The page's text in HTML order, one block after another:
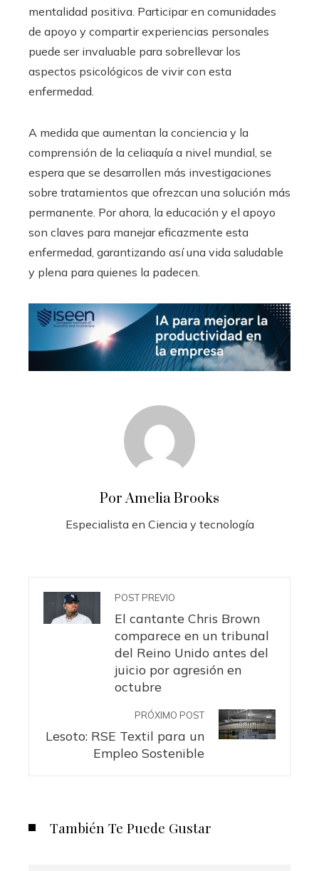
mentalidad positiva. Participar en comunidades
de apoyo y compartir experiencias personales
puede ser invaluable para sobrellevar los
aspectos psicológicos de vivir con esta
enfermedad.
A medida que aumentan la conciencia y la
comprensión de la celiaquía a nivel mundial, se
espera que se desarrollen más investigaciones
sobre tratamientos que ofrezcan una solución más
permanente. Por ahora, la educación y el apoyo
son claves para manejar eficazmente esta
enfermedad, garantizando así una vida saludable
y plena para quienes la padecen.
Por Amelia Brooks
Especialista en Ciencia y tecnología
POST PREVIO
El cantante Chris Brown
comparece en un tribunal
del Reino Unido antes del
juicio por agresión en
octubre
PRÓXIMO POST
Lesoto: RSE Textil para un
Empleo Sostenible
También Te Puede Gustar